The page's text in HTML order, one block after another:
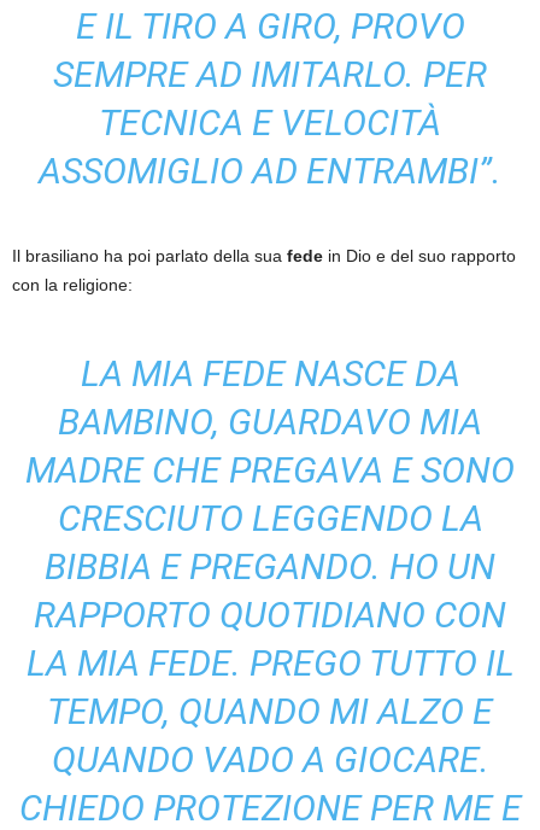
E IL TIRO A GIRO, PROVO
SEMPRE AD IMITARLO. PER
TECNICA E VELOCITÀ
ASSOMIGLIO AD ENTRAMBI”.
Il brasiliano ha poi parlato della sua fede in Dio e del suo rapporto
con la religione:
LA MIA FEDE NASCE DA
BAMBINO, GUARDAVO MIA
MADRE CHE PREGAVA E SONO
CRESCIUTO LEGGENDO LA
BIBBIA E PREGANDO. HO UN
RAPPORTO QUOTIDIANO CON
LA MIA FEDE. PREGO TUTTO IL
TEMPO, QUANDO MI ALZO E
QUANDO VADO A GIOCARE.
CHIEDO PROTEZIONE PER ME E